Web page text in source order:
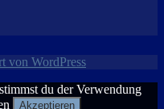
von WordPress
du der Verwendung
Akzeptieren